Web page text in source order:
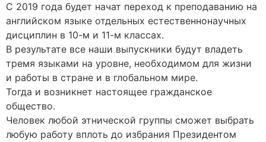
С 2019 года будет начат переход к преподаванию на
английском языке отдельных естественнонаучных
дисциплин в 10-м и 11-м классах.
В результате все наши выпускники будут владеть
тремя языками на уровне, необходимом для жизни
и работы в стране и в глобальном мире.
Тогда и возникнет настоящее гражданское
общество.
Человек любой этнической группы сможет выбрать
любую работу вплоть до избрания Президентом